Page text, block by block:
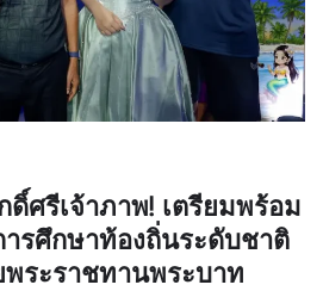
ดิ์ศรีเจ้าภาพ! เตรียมพร้อม
รศึกษาท้องถิ่นระดับชาติ
ระราชทานพระบาท